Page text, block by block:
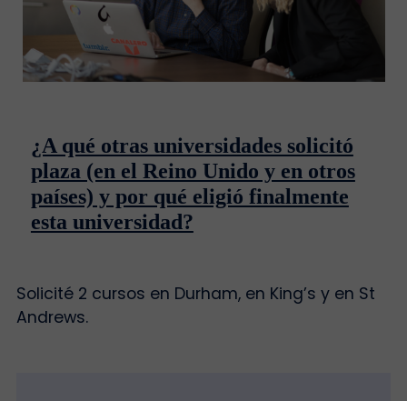
¿A qué otras universidades solicitó
plaza (en el Reino Unido y en otros
países) y por qué eligió finalmente
esta universidad?
Solicité 2 cursos en Durham, en King’s y en St
Andrews.